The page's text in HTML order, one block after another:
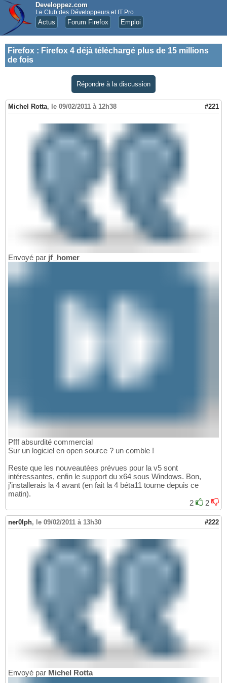
Developpez.com
Le Club des Développeurs et IT Pro
Actus Forum Firefox Emploi
Firefox : Firefox 4 déjà téléchargé plus de 15 millions
de fois
Répondre à la discussion
Michel Rotta, le 09/02/2011 à 12h38 #221
Envoyé par jf_homer
Pfff absurdité commercial
Sur un logiciel en open source ? un comble !
Reste que les nouveautées prévues pour la v5 sont
intéressantes, enfin le support du x64 sous Windows. Bon,
j'installerais la 4 avant (en fait la 4 béta11 tourne depuis ce
matin).
2
2
ner0lph, le 09/02/2011 à 13h30 #222
Envoyé par Michel Rotta